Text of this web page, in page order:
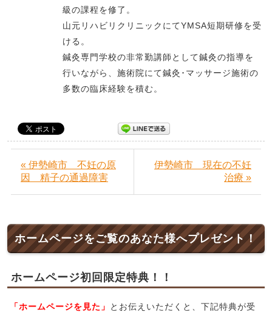
級の課程を修了。
山元リハビリクリニックにてYMSA短期研修を受
ける。
鍼灸専門学校の非常勤講師として鍼灸の指導を
行いながら、施術院にて鍼灸･マッサージ施術の
多数の臨床経験を積む。
« 伊勢崎市 不妊の原
因 精子の通過障害
伊勢崎市 現在の不妊
治療 »
ホームページをご覧のあなた様へプレゼント！
ホームページ初回限定特典！！
「ホームページを見た」
とお伝えいただくと、下記特典が受